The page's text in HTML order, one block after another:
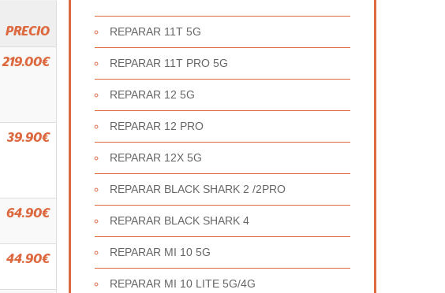
PRECIO
219.00€
39.90€
64.90€
44.90€
REPARAR 11T 5G
REPARAR 11T PRO 5G
REPARAR 12 5G
REPARAR 12 PRO
REPARAR 12X 5G
REPARAR BLACK SHARK 2 /2PRO
REPARAR BLACK SHARK 4
REPARAR MI 10 5G
REPARAR MI 10 LITE 5G/4G